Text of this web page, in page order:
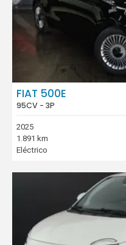
FIAT 500E
95CV - 3P
2025
1.891 km
Eléctrico